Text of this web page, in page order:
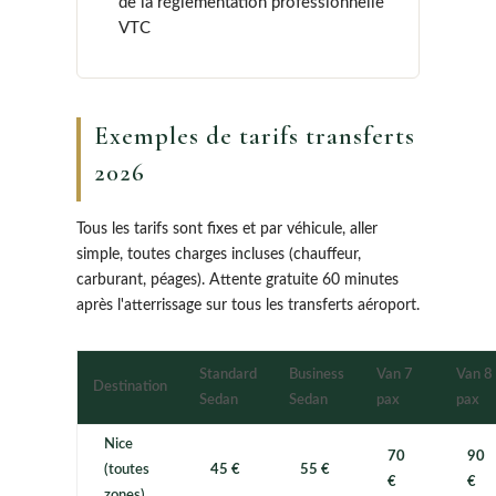
browsing behavior or unique IDs on this site. Not consenting or withdrawing
adversely affect certain features and functions.
Accept
View preferences
Conditions Générales de Vente
VTC
Exemples de tarifs transferts
2026
Tous les tarifs sont fixes et par véhicule, aller
simple, toutes charges incluses (chauffeur,
carburant, péages). Attente gratuite 60 minutes
après l'atterrissage sur tous les transferts aéroport.
Destination
Standard
Sedan
Business
Sedan
Van 7
pax
Van 8
pax
Nice
(toutes
45 € 55 €
70
€
90
€